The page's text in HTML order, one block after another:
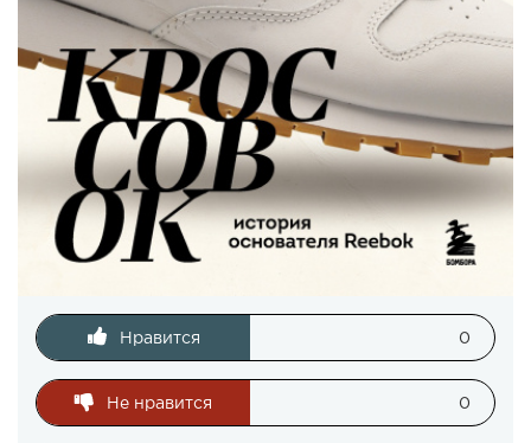
Нравится 0
Не нравится 0